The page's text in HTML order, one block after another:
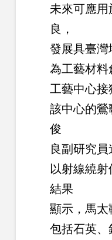
未來可應
良，
發展具臺灣
為工藝材料
工藝中心
該中心的
俊
良副研究
以射線繞射
結果
顯示，馬太
包括石英、